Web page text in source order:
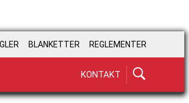
BLANKETTER REGLEMENTER
KONTAKT